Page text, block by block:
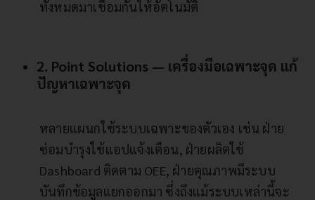
ทั้งหมดมาเชื่อมกันให้อัตโนมัติ
2. Point Solutions — เครื่องมือเฉพาะจุด แก้
ปัญหาเฉพาะจุด
หลายแผนกใช้ระบบเฉพาะของตัวเอง เช่น ฝ่าย
ซ่อมบำรุงใช้แอปแจ้งเตือน, ฝ่ายผลิตใช้
Dashboard ติดตาม OEE, ฝ่ายคุณภาพมีระบบ
บันทึกข้อมูลแยกออกมา ซึ่งถึงแม้ระบบเหล่านี้จะ